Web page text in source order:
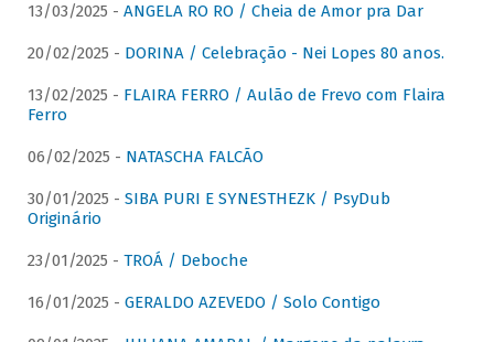
13/03/2025 - ANGELA RO RO / Cheia de Amor pra Dar
20/02/2025 - DORINA / Celebração - Nei Lopes 80 anos.
13/02/2025 - FLAIRA FERRO / Aulão de Frevo com Flaira
Ferro
06/02/2025 - NATASCHA FALCÃO
30/01/2025 - SIBA PURI E SYNESTHEZK / PsyDub
Originário
23/01/2025 - TROÁ / Deboche
16/01/2025 - GERALDO AZEVEDO / Solo Contigo